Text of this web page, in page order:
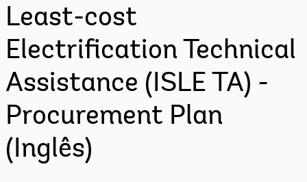
Least-cost
Electrification Technical
Assistance (ISLE TA) -
Procurement Plan
(Inglês)